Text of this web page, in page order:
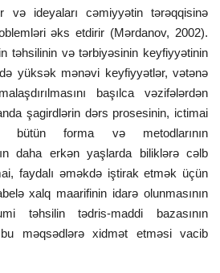
və ideyaları cəmiyyətin tərəqqisinə
əks etdirir (Mərdanov, 2002).
təhsilinin və tərbiyəsinin keyfiyyətinin
yüksək mənəvi keyfiyyətlər, vətənə
başılca vəzifələrdən
şagirdlərin dərs prosesinin, ictimai
forma və metodlarının
daha erkən yaşlarda biliklərə cəlb
faydalı əməkdə iştirak etmək üçün
xalq maarifinin idarə olunmasının
təhsilin tədris-maddi bazasının
bu məqsədlərə xidmət etməsi vacib